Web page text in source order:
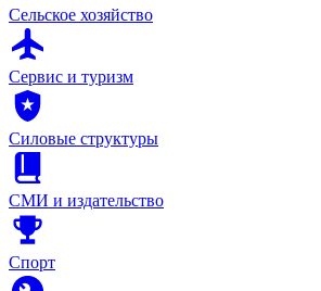
Сельское хозяйство
Сервис и туризм
Силовые структуры
СМИ и издательство
Спорт